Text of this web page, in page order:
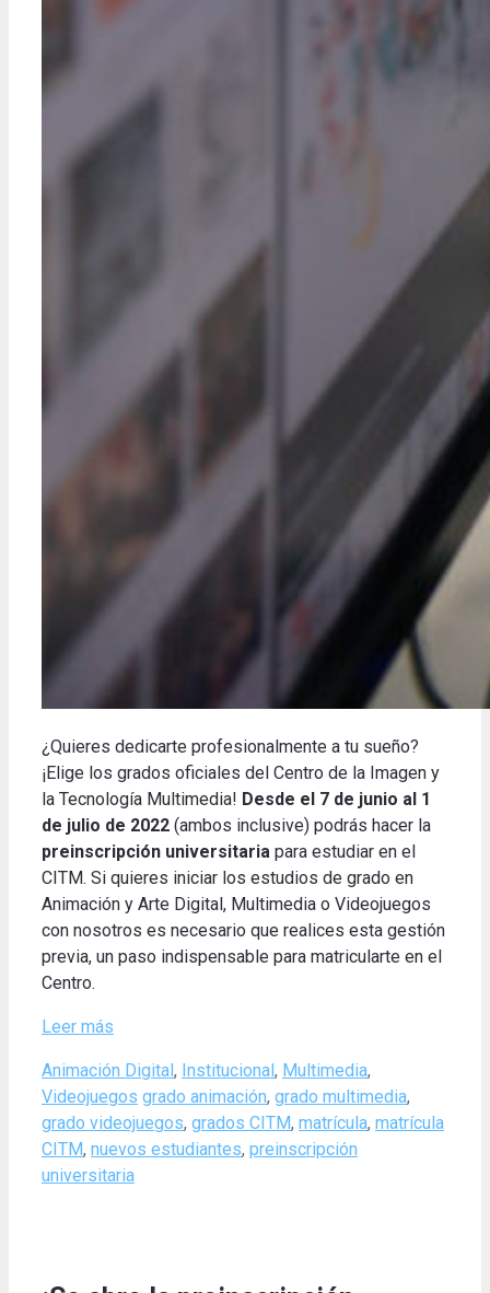
¿Quieres dedicarte profesionalmente a tu sueño?
¡Elige los grados oficiales del Centro de la Imagen y
la Tecnología Multimedia! Desde el 7 de junio al 1
de julio de 2022 (ambos inclusive) podrás hacer la
preinscripción universitaria para estudiar en el
CITM. Si quieres iniciar los estudios de grado en
Animación y Arte Digital , Multimedia o Videojuegos
con nosotros es necesario que realices esta gestión
previa, un paso indispensable para matricularte en el
Centro.
Leer más
Categories
Animación Digital , Institucional , Multimedia,
Videojuegos Tags
grado animación, grado multimedia,
grado videojuegos, grados CITM, matrícula, matrícula
CITM, nuevos estudiantes, preinscripción
universitaria